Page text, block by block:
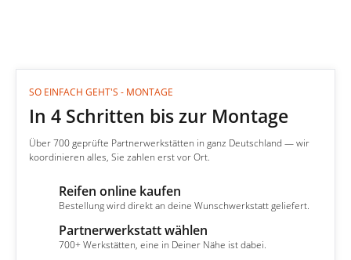
SO EINFACH GEHT'S - MONTAGE
In 4 Schritten bis zur Montage
Über 700 geprüfte Partnerwerkstätten in ganz Deutschland — wir
koordinieren alles, Sie zahlen erst vor Ort.
Reifen online kaufen
Bestellung wird direkt an deine Wunschwerkstatt geliefert.
Partnerwerkstatt wählen
700+ Werkstätten, eine in Deiner Nähe ist dabei.